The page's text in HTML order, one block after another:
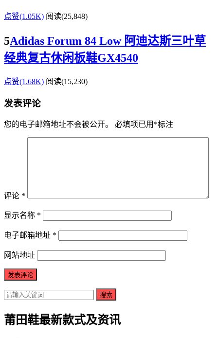
点赞(1.05K) 阅读(25,848)
5Adidas Forum 84 Low 阿迪达斯三叶草
经典复古休闲板鞋GX4540
点赞(1.68K) 阅读(15,230)
发表评论
您的电子邮箱地址不会被公开。 必填项已用 *标注
评论 *
显示名称 *
电子邮箱地址 *
网站地址
搜索
莆田鞋最新款式及资讯